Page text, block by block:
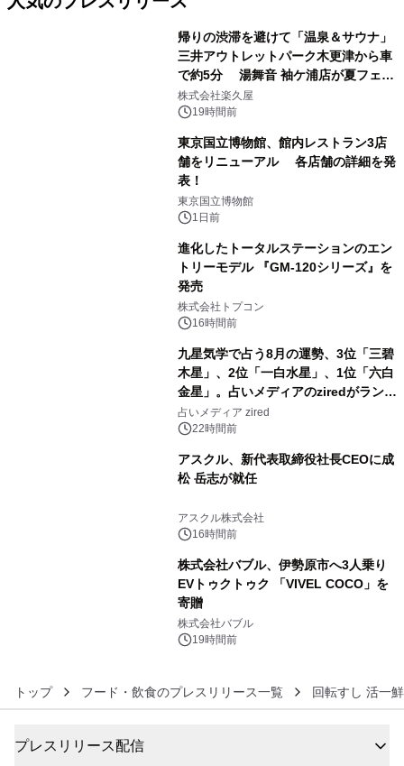
帰りの渋滞を避けて「温泉＆サウナ」
三井アウトレットパーク木更津から車
で約5分 湯舞音 袖ケ浦店が夏フェア
メニューを提供
株式会社楽久屋
19時間前
東京国立博物館、館内レストラン3店
舗をリニューアル 各店舗の詳細を発
表！
東京国立博物館
1日前
進化したトータルステーションのエン
トリーモデル 『GM-120シリーズ』を
発売
株式会社トプコン
16時間前
九星気学で占う8月の運勢、3位「三碧
木星」、2位「一白水星」、1位「六白
金星」。占いメディアのziredがランキ
ングを発表
占いメディア zired
22時間前
アスクル、新代表取締役社長CEOに成
松 岳志が就任
アスクル株式会社
16時間前
株式会社バブル、伊勢原市へ3人乗り
EVトゥクトゥク 「VIVEL COCO」を
寄贈
株式会社バブル
19時間前
トップ フード・飲食のプレスリリース一覧 回転すし 活一
プレスリリース配信